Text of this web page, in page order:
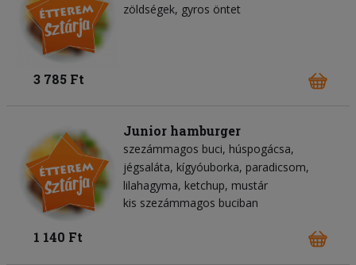
zöldségek gyros öntet
3 785 Ft
Junior hamburger
szezámmagos buci húspogácsa
jégsaláta kígyóuborka paradicsom
lilahagyma ketchup mustár
kis szezámmagos buciban
1 140 Ft